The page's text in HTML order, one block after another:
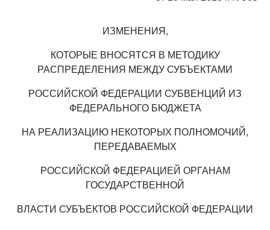
ИЗМЕНЕНИЯ,
КОТОРЫЕ ВНОСЯТСЯ В МЕТОДИКУ
РАСПРЕДЕЛЕНИЯ МЕЖДУ СУБЪЕКТАМИ
РОССИЙСКОЙ ФЕДЕРАЦИИ СУБВЕНЦИЙ ИЗ
ФЕДЕРАЛЬНОГО БЮДЖЕТА
НА РЕАЛИЗАЦИЮ НЕКОТОРЫХ ПОЛНОМОЧИЙ,
ПЕРЕДАВАЕМЫХ
РОССИЙСКОЙ ФЕДЕРАЦИЕЙ ОРГАНАМ
ГОСУДАРСТВЕННОЙ
ВЛАСТИ СУБЪЕКТОВ РОССИЙСКОЙ ФЕДЕРАЦИИ